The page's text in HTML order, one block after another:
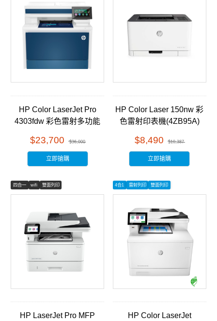
HP Color LaserJet Pro
4303fdw 彩色雷射多功能
$23,700 $36,000
立即搶購
HP Color Laser 150nw 彩
色雷射印表機(4ZB95A)
$8,490 $10,387
立即搶購
四合一 wifi 雙面列印
HP LaserJet Pro MFP
4合1 雷射列印 雙面列印
HP Color LaserJet